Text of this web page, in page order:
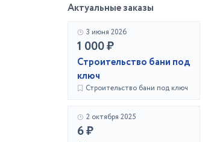
Актуальные заказы
3 июня 2026
1 000 ₽
Строительство бани под
ключ
Строительство бани под ключ
2 октября 2025
6 ₽